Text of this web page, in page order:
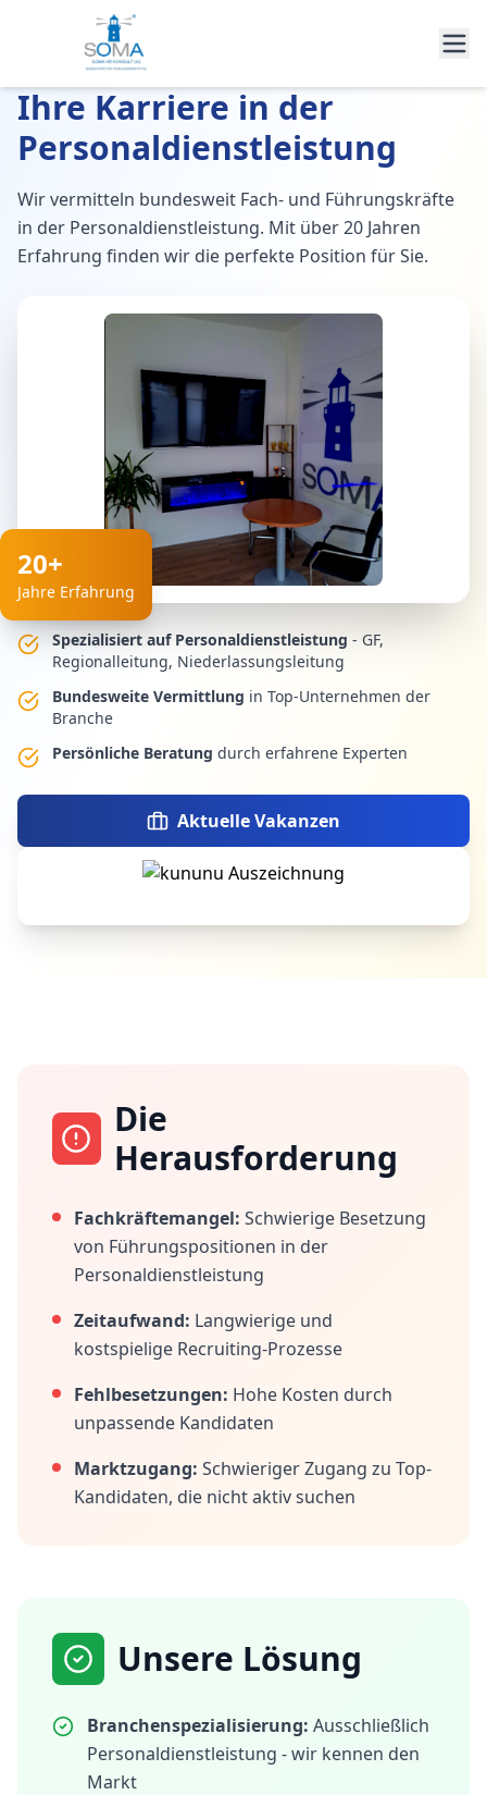
Ihre Karriere in der
Personaldienstleistung
Wir vermitteln bundesweit Fach- und Führungskräfte
in der Personaldienstleistung. Mit über 20 Jahren
Erfahrung finden wir die perfekte Position für Sie.
20+
Jahre Erfahrung
Spezialisiert auf Personaldienstleistung - GF,
Regionalleitung, Niederlassungsleitung
Bundesweite Vermittlung in Top-Unternehmen der
Branche
Persönliche Beratung durch erfahrene Experten
Aktuelle Vakanzen
Die
Herausforderung
Fachkräftemangel: Schwierige Besetzung
von Führungspositionen in der
Personaldienstleistung
Zeitaufwand: Langwierige und
kostspielige Recruiting-Prozesse
Fehlbesetzungen: Hohe Kosten durch
unpassende Kandidaten
Marktzugang: Schwieriger Zugang zu Top-
Kandidaten, die nicht aktiv suchen
Unsere Lösung
Branchenspezialisierung: Ausschließlich
Personaldienstleistung - wir kennen den
Markt